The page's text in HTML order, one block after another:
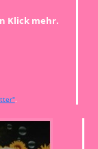
Klick mehr.
.